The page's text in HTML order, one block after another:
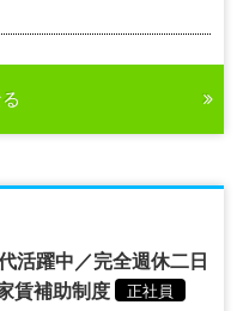
活躍中／完全週休二日
賃補助制度
正社員